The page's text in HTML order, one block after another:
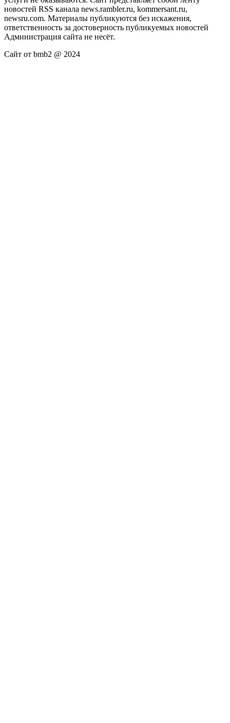
новостей RSS канала news.rambler.ru, kommersant.ru,
newsru.com. Материалы публикуются без искажения,
ответственность за достоверность публикуемых новостей
Администрация сайта не несёт.
Сайт от bmb2 @ 2024